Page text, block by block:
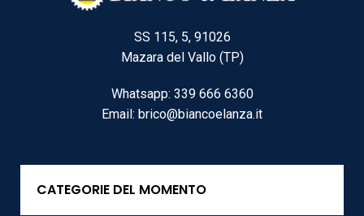
SS 115, 5, 91026
Mazara del Vallo (TP)
Whatsapp: 339 666 6360
Email: brico@biancoelanza.it
CATEGORIE DEL MOMENTO